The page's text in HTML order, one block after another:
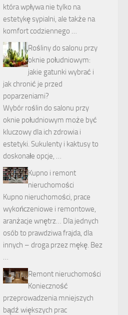
która wpływa nie tylko na
estetykę sypialni, ale także na
komfort codziennego …
Rośliny do salonu przy
oknie południowym:
jakie gatunki wybrać i
jak chronić je przed
poparzeniami?
Wybór roślin do salonu przy
oknie południowym może być
kluczowy dla ich zdrowia i
estetyki. Sukulenty i kaktusy to
doskonałe opcje, …
Kupno i remont
nieruchomości
Kupno nieruchomości, prace
wykończeniowe i remontowe,
aranżacje wnętrz… Dla jednych
osób to prawdziwa frajda, dla
innych – droga przez mękę. Bez
…
Remont nieruchomości
Konieczność
przeprowadzenia mniejszych
bądź większych prac